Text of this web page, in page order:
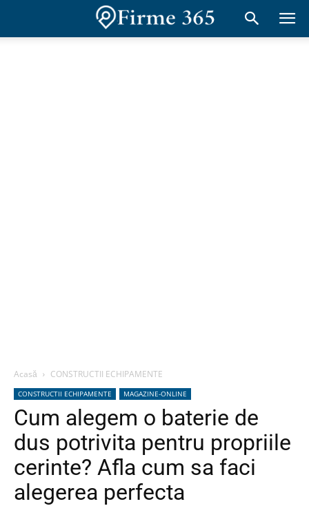
Acasă CONSTRUCTII ECHIPAMENTE
CONSTRUCTII ECHIPAMENTE MAGAZINE-ONLINE
Cum alegem o baterie de
dus potrivita pentru propriile
cerinte? Afla cum sa faci
alegerea perfecta